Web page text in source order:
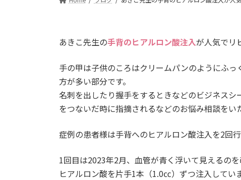
あきこ先生の手背のヒアルロン酸注入が人気でリ
手の甲は子供のころはクリームパンのようにふ
方が多い部分です。
名刺を出したり握手をするときなどのビジネス
をつないだ時に指摘されるなどのお悩み相談をい
症例の患者様は手背へのヒアルロン酸注入を2回行
1回目は2023年2月、血管が青く浮いて見えるの
ヒアルロン酸を片手1本（1.0㏄）ずつ注入してい